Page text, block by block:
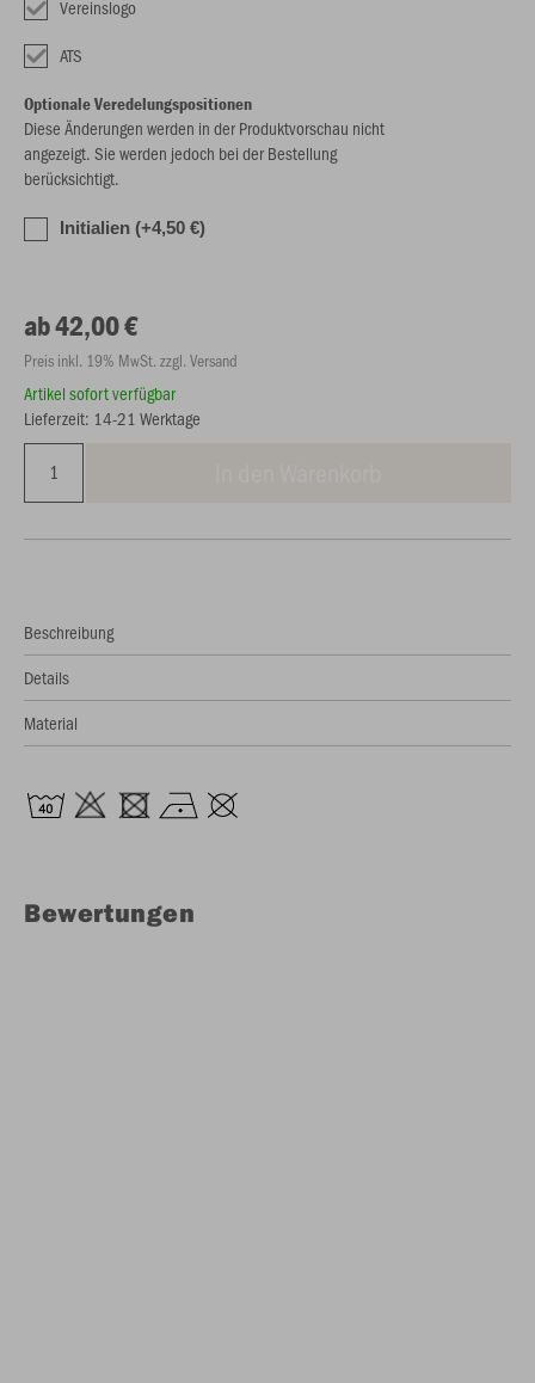
Vereinslogo
ATS
Optionale Veredelungspositionen
Diese Änderungen werden in der Produktvorschau nicht
angezeigt. Sie werden jedoch bei der Bestellung
berücksichtigt.
Initialien (+4,50 €)
ab 42,00 €
Preis inkl. 19% MwSt. zzgl. Versand
Artikel sofort verfügbar
Lieferzeit: 14-21 Werktage
Beschreibung
Details
Material
Bewertungen